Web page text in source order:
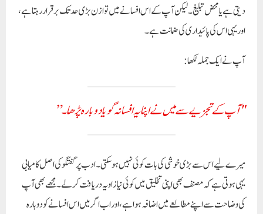
دیتی ہے یا محض تبلیغ۔ لیکن آپ کے اس افسانے میں توازن بڑی حد تک برقرار رہتا ہے،
اور یہی اس کی پائیداری کی ضمانت ہے۔
آپ نے ایک جملہ لکھا:
"آپ کے تجزیے سے میں نے اپنا یہ افسانہ گویا دوبارہ پڑھا۔”
میرے لیے اس سے بڑی خوشی کی بات کوئی نہیں ہو سکتی۔ ادب پر گفتگو کی اصل کامیابی
یہی ہوتی ہے کہ مصنف بھی اپنی تخلیق میں کوئی نیا زاویہ دریافت کر لے۔ مجھے بھی آپ
کی وضاحت سے اپنے مطالعے میں اضافہ ہوا ہے، اور اب اگر میں اس افسانے کو دوبارہ